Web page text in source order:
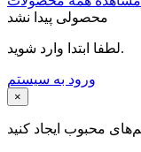
محصولی پیدا نشد
لطفا ابتدا وارد شوید.
ورود به سیستم
×